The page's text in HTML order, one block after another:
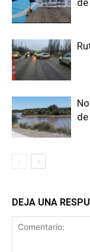
DEJA UNA